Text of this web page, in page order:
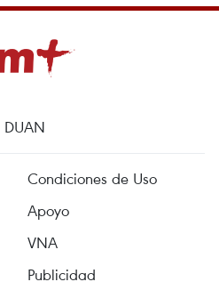
DUAN
Condiciones de Uso
Apoyo
VNA
Publicidad